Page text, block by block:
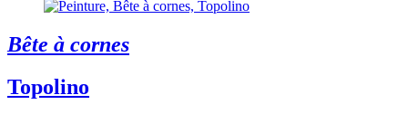
Bête à cornes
Topolino